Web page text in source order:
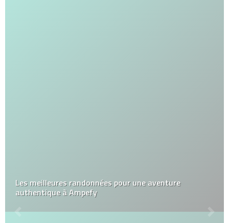
Les meilleures randonnées pour une aventure
authentique à Ampefy